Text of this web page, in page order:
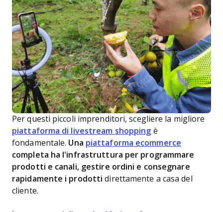
Per questi piccoli imprenditori, scegliere la migliore
piattaforma di livestream shopping è
fondamentale. Una piattaforma ecommerce
completa ha l'infrastruttura per programmare
prodotti e canali, gestire ordini e consegnare
rapidamente i prodotti direttamente a casa del
cliente.